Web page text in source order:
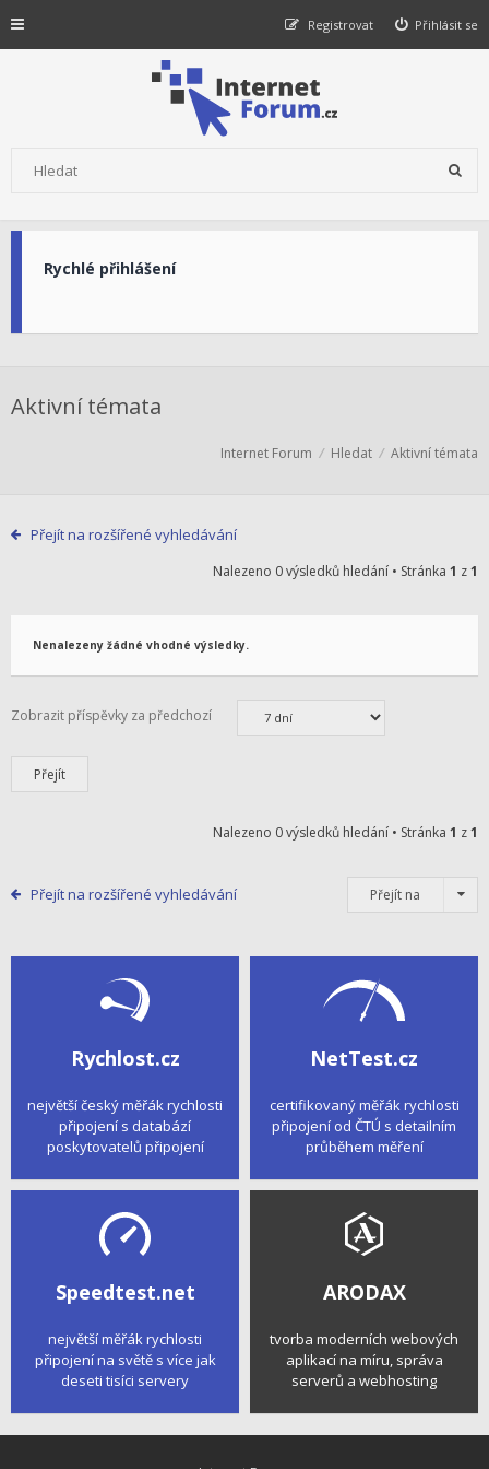
Přihlásit se
Registrovat
Rychlé přihlášení
Aktivní témata
Internet Forum Hledat Aktivní témata
Přejít na rozšířené vyhledávání
Nalezeno 0 výsledků hledání • Stránka 1 z1
Nenalezeny žádné vhodné výsledky.
Zobrazit příspěvky za předchozí
Nalezeno 0 výsledků hledání • Stránka 1 z1
Přejít na rozšířené vyhledávání Přejít na
Rychlost.cz
největší český měřák rychlosti
připojení s databází
poskytovatelů připojení
NetTest.cz
certifikovaný měřák rychlosti
připojení od ČTÚ s detailním
průběhem měření
Speedtest.net
největší měřák rychlosti
připojení na světě s více jak
deseti tisíci servery
ARODAX
tvorba moderních webových
aplikací na míru, správa
serverů a webhosting